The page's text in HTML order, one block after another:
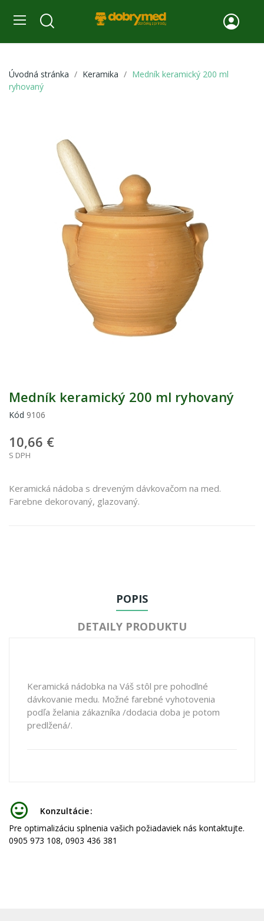
Úvodná stránka Keramika
Medník keramický 200 ml
ryhovaný
Medník keramický 200 ml ryhovaný
Kód 9106
10,66 €
S DPH
Keramická nádoba s dreveným dávkovačom na med.
Farebne dekorovaný, glazovaný.
POPIS
DETAILY PRODUKTU
Keramická nádobka na Váš stôl pre pohodlné
dávkovanie medu. Možné farebné vyhotovenia
podľa želania zákazníka /dodacia doba je potom
predlžená/.
Konzultácie
Pre optimalizáciu splnenia vašich požiadaviek nás kontaktujte.
0905 973 108, 0903 436 381